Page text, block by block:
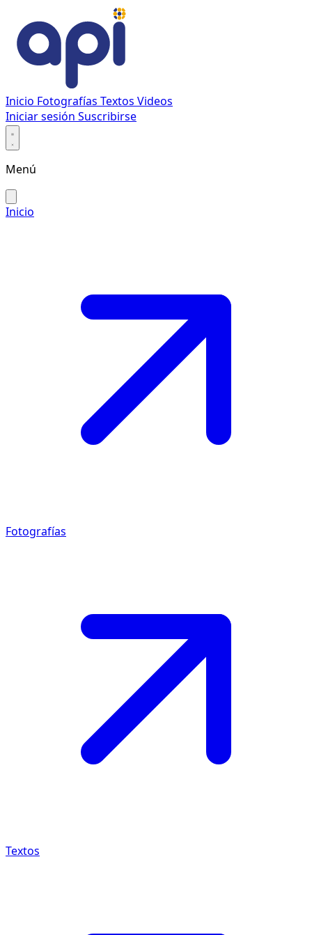
Inicio Fotografías Textos Videos
Iniciar sesión Suscribirse
Menú
Inicio
Fotografías
Textos